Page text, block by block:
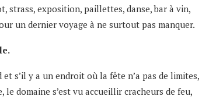
strass, exposition, paillettes, danse, bar à vin,
un dernier voyage à ne surtout pas manquer.
s’il y a un endroit où la fête n’a pas de limites,
le domaine s’est vu accueillir cracheurs de feu,